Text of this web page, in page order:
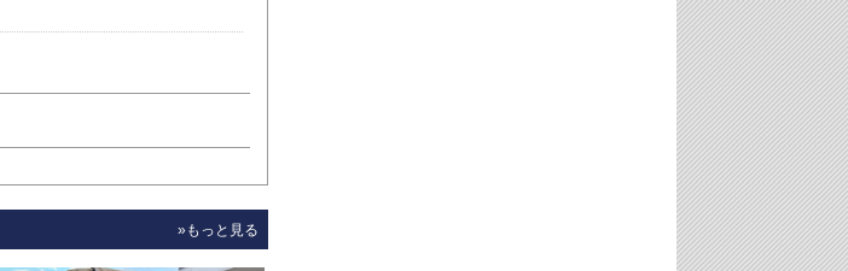
»もっと見る